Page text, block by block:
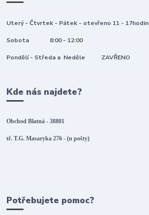
Uterý - Čtvrtek - Pátek - otevřeno 11 - 17hodin
Sobota 8:00 - 12:00
Pondělí - Středa a Neděle ZAVŘENO
Kde nás najdete?
Obchod Blatná - 38801
tř. T.G. Masaryka 276 - (u pošty)
Potřebujete pomoc?